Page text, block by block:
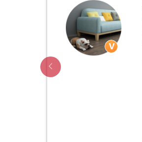
通州区帝舵维修中心
